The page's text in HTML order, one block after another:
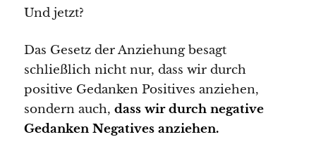
Und jetzt?
Das Gesetz der Anziehung besagt
schließlich nicht nur, dass wir durch
positive Gedanken Positives anziehen,
sondern auch, dass wir durch negative
Gedanken Negatives anziehen.